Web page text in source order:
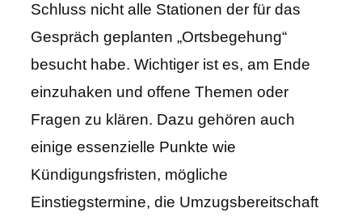
Schluss nicht alle Stationen der für das
Gespräch geplanten „Ortsbegehung“
besucht habe. Wichtiger ist es, am Ende
einzuhaken und offene Themen oder
Fragen zu klären. Dazu gehören auch
einige essenzielle Punkte wie
Kündigungsfristen, mögliche
Einstiegstermine, die Umzugsbereitschaft